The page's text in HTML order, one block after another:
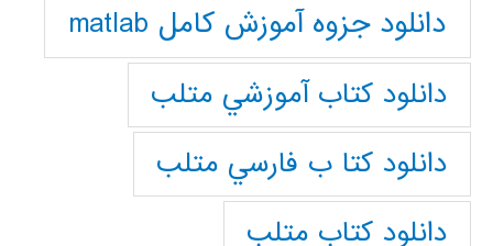
دانلود جزوه آموزش کامل matlab
دانلود كتاب آموزشي متلب
دانلود كتا ب فارسي متلب
دانلود كتاب متلب